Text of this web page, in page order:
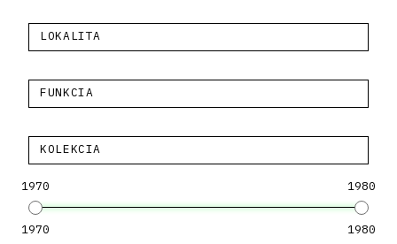
LOKALITA
FUNKCIA
KOLEKCIA
1970 1980
1970 1980